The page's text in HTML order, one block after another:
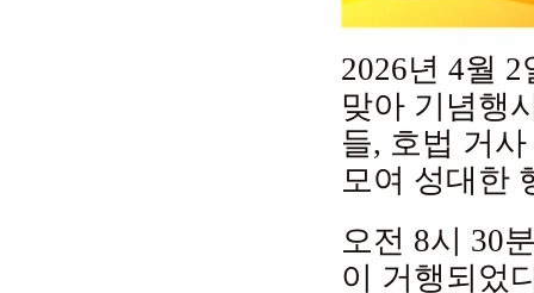
2026년 4월
맞아 기념행
들, 호법 거
모여 성대한
오전 8시 30
이 거행되었